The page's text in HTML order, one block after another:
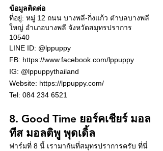
ข้อมูลติดต่อ
ที่อยู่: หมู่ 12 ถนน บางพลี-กิ่งแก้ว ตำบลบางพลี
ใหญ่ อำเภอบางพลี จังหวัดสมุทรปราการ
10540
LINE ID: @lppuppy
FB: https://www.facebook.com/lppuppy
IG: @lppuppythailand
Website: https://lppuppy.com/
Tel: 084 234 6521
8. Good Time ยอร์คเชียร์ มอล
ทีส มอลติพู พุดเดิ้ล
ฟาร์มที่ 8 นี้ เรามากันที่สมุทรปราการครับ ที่นี่